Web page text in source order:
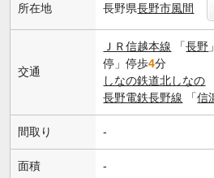
所在地 長野県長野市風間
交通
ＪＲ信越本線 「長野
停」停歩4分
しなの鉄道北しなの
長野電鉄長野線 「信
間取り -
面積 -